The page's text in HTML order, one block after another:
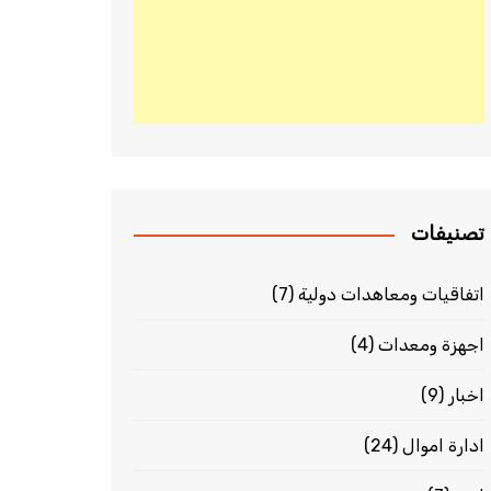
تصنيفات
اتفاقيات ومعاهدات دولية (7)
اجهزة ومعدات (4)
اخبار (9)
ادارة اموال (24)